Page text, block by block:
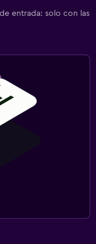
entrada: solo con las